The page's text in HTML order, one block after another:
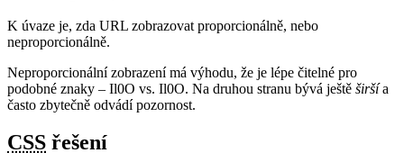
K úvaze je, zda URL zobrazovat proporcionálně, nebo
neproporcionálně.
Neproporcionální zobrazení má výhodu, že je lépe čitelné pro
podobné znaky – Il0O vs. Il0O. Na druhou stranu bývá ještě širšía
často zbytečně odvádí pozornost.
CSS řešení